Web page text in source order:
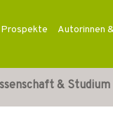
Prospekte Autorinnen
& Studium